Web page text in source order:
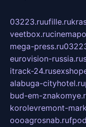
03223.ruufille.ru
veetbox.ru
mega-press.ru
eurovision-russia.ru
itrack-24.ru
alabuga-cityhotel.ru
bud-em-
korolevremont-
oooagrosnab.ru